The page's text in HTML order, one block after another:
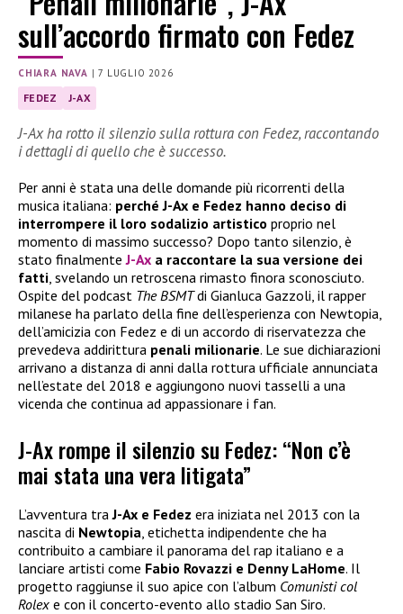
sull’accordo firmato con Fedez
CHIARA NAVA |7 LUGLIO 2026
FEDEZ J-AX
J-Ax ha rotto il silenzio sulla rottura con Fedez, raccontando
i dettagli di quello che è successo.
Per anni è stata una delle domande più ricorrenti della
musica italiana: perché J-Ax e Fedez hanno deciso di
interrompere il loro sodalizio artistico proprio nel
momento di massimo successo? Dopo tanto silenzio, è
stato finalmenteJ-Ax a raccontare la sua versione dei
fatti, svelando un retroscena rimasto finora sconosciuto.
Ospite del podcast The BSMTdi Gianluca Gazzoli, il rapper
milanese ha parlato della fine dell’esperienza con Newtopia,
dell’amicizia con Fedez e di un accordo di riservatezza che
prevedeva addirittura penali milionarie. Le sue dichiarazioni
arrivano a distanza di anni dalla rottura ufficiale annunciata
nell’estate del 2018 e aggiungono nuovi tasselli a una
vicenda che continua ad appassionare i fan.
J-Ax rompe il silenzio su Fedez: “Non c’è
mai stata una vera litigata”
L’avventura traJ-Ax e Fedez era iniziata nel 2013 con la
nascita di Newtopia , etichetta indipendente che ha
contribuito a cambiare il panorama del rap italiano e a
lanciare artisti come Fabio Rovazzi e Denny LaHome. Il
progetto raggiunse il suo apice con l’album Comunisti col
Rolex e con il concerto-evento allo stadio San Siro.